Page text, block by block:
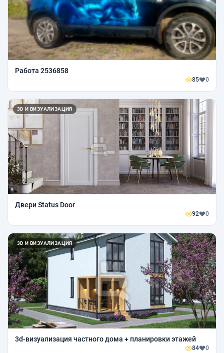
Работа 2536858
85 0
3D И ВИЗУАЛИЗАЦИЯ
Двери Status Door
92 0
3D И ВИЗУАЛИЗАЦИЯ
3d-визуализация частного дома + планировки этажей
84 0